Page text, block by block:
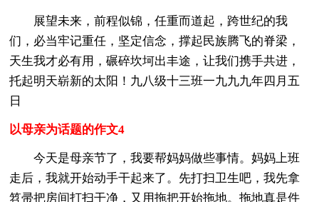
展望未来，前程似锦，任重而道起，跨世纪的我
们，必当牢记重任，坚定信念，撑起民族腾飞的脊梁，
天生我才必有用，碾碎坎坷出丰途，让我们携手共进，
托起明天崭新的太阳！九八级十三班一九九九年四月五
日
以母亲为话题的作文4
今天是母亲节了，我要帮妈妈做些事情。妈妈上班
走后，我就开始动手干起来了。先打扫卫生吧，我先拿
笤帚把房间打扫干净，又用拖把开始拖地。拖地真是件